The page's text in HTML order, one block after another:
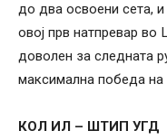
до два освоени сета, и
овој прв натпревар
доволен за следната
максимална победа
КОЛ ИЛ – ШТИП УГД